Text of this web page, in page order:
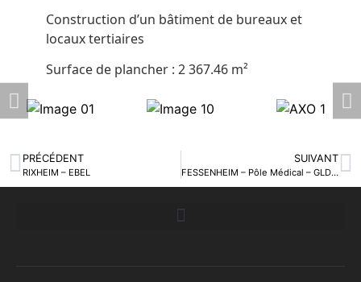
Construction d’un bâtiment de bureaux et
locaux tertiaires
Surface de plancher : 2 367.46 m²
PRÉCÉDENT
RIXHEIM – EBEL
SUIVANT
FESSENHEIM – Pôle Médical – GLD PROMOTION